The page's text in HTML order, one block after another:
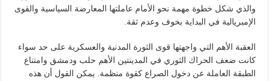
والذي شكل خطوة مهمة نحو الأمام عاملتها المعارضة السياسية والقوى
الإمبريالية في البداية بخوف وعدم ثقة.
العقبة الأهم التي واجهتها قوى الثورة المدنية والعسكرية على حد سواء
كانت ضعف الحراك الثوري في المدينتين الأهم حلب ودمشق وامتناع
الطبقة العاملة عن دخول الصراع كقوة منظمة. يمكن القول أن هذه